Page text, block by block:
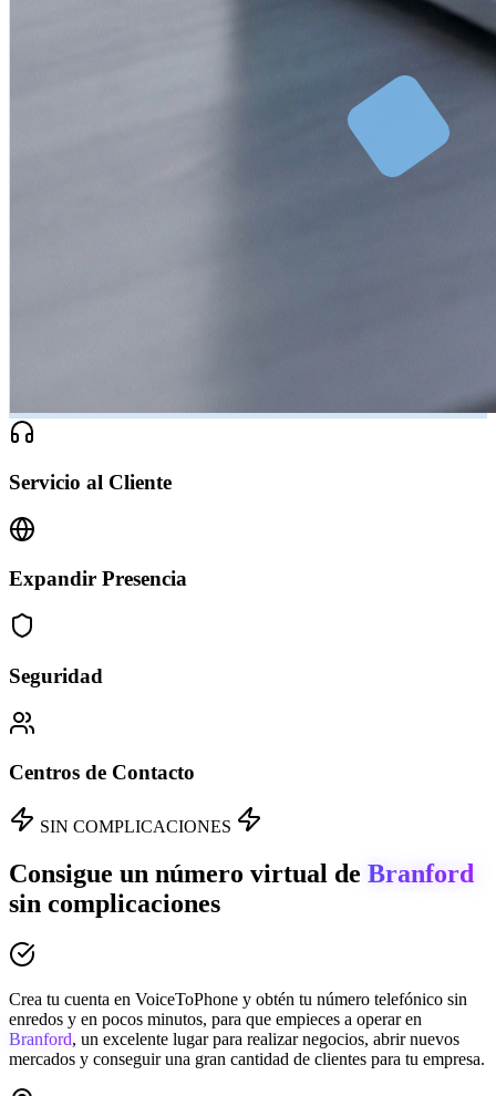
Servicio al Cliente
Expandir Presencia
Seguridad
Centros de Contacto
SIN COMPLICACIONES
Consigue un número virtual de Branford
sin complicaciones
Crea tu cuenta en VoiceToPhone y obtén tu número telefónico sin
enredos y en pocos minutos, para que empieces a operar en
Branford, un excelente lugar para realizar negocios, abrir nuevos
mercados y conseguir una gran cantidad de clientes para tu empresa.